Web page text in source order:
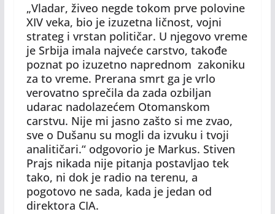
„Vladar, živeo negde tokom prve polovine
XIV veka, bio je izuzetna ličnost, vojni
strateg i vrstan političar. U njegovo vreme
je Srbija imala najveće carstvo, takođe
poznat po izuzetno naprednom zakoniku
za to vreme. Prerana smrt ga je vrlo
verovatno sprečila da zada ozbiljan
udarac nadolazećem Otomanskom
carstvu. Nije mi jasno zašto si me zvao,
sve o Dušanu su mogli da izvuku i tvoji
analitičari.“ odgovorio je Markus. Stiven
Prajs nikada nije pitanja postavljao tek
tako, ni dok je radio na terenu, a
pogotovo ne sada, kada je jedan od
direktora CIA.